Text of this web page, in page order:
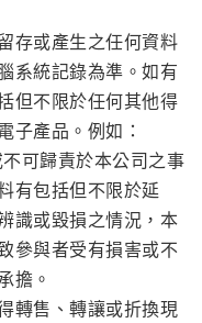
存或產生之任何資料
系統記錄為準。如有
但不限於任何其他得
子產品。例如：
可歸責於本公司之事
有包括但不限於延
識或毀損之情況，本
參與者受有損害或不
擔。
轉售、轉讓或折換現